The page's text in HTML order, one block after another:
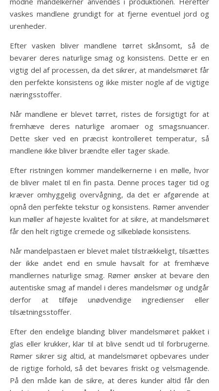
vaskes mandlene grundigt for at fjerne eventuel jord og
urenheder.
Efter vasken bliver mandlene tørret skånsomt, så de
bevarer deres naturlige smag og konsistens. Dette er en
vigtig del af processen, da det sikrer, at mandelsmøret får
den perfekte konsistens og ikke mister nogle af de vigtige
næringsstoffer.
Når mandlene er blevet tørret, ristes de forsigtigt for at
fremhæve deres naturlige aromaer og smagsnuancer.
Dette sker ved en præcist kontrolleret temperatur, så
mandlene ikke bliver brændte eller tager skade.
Efter ristningen kommer mandelkernerne i en mølle, hvor
de bliver malet til en fin pasta. Denne proces tager tid og
kræver omhyggelig overvågning, da det er afgørende at
opnå den perfekte tekstur og konsistens. Rømer anvender
kun møller af højeste kvalitet for at sikre, at mandelsmøret
får den helt rigtige cremede og silkebløde konsistens.
Når mandelpastaen er blevet malet tilstrækkeligt, tilsættes
der ikke andet end en smule havsalt for at fremhæve
mandlernes naturlige smag. Rømer ønsker at bevare den
autentiske smag af mandel i deres mandelsmør og undgår
derfor at tilføje unødvendige ingredienser eller
tilsætningsstoffer.
Efter den endelige blanding bliver mandelsmøret pakket i
glas eller krukker, klar til at blive sendt ud til forbrugerne.
Rømer sikrer sig altid, at mandelsmøret opbevares under
de rigtige forhold, så det bevares friskt og velsmagende.
På den måde kan de sikre, at deres kunder altid får den